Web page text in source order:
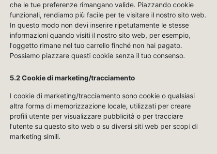
che le tue preferenze rimangano valide. Piazzando cookie
funzionali, rendiamo più facile per te visitare il nostro sito web.
In questo modo non devi inserire ripetutamente le stesse
informazioni quando visiti il nostro sito web, per esempio,
l'oggetto rimane nel tuo carrello finché non hai pagato.
Possiamo piazzare questi cookie senza il tuo consenso.
5.2 Cookie di marketing/tracciamento
I cookie di marketing/tracciamento sono cookie o qualsiasi
altra forma di memorizzazione locale, utilizzati per creare
profili utente per visualizzare pubblicità o per tracciare
l'utente su questo sito web o su diversi siti web per scopi di
marketing simili.